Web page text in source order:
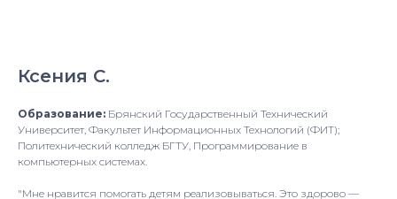
Ксения С.
Образование: Брянский Государственный Технический
Университет, Факультет Информационных Технологий (ФИТ);
Политехнический колледж БГТУ, Программирование в
компьютерных системах.
"Мне нравится помогать детям реализовываться. Это здорово —